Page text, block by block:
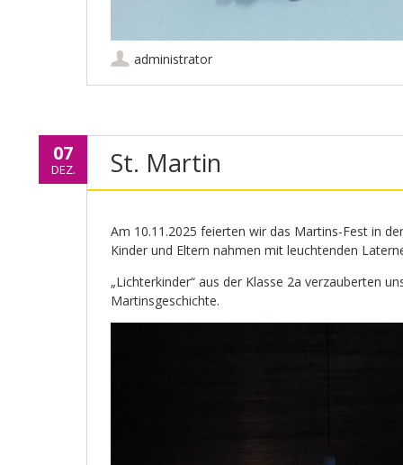
administrator
07
DEZ. St. Martin
Am 10.11.2025 feierten wir das Martins-Fest in
Kinder und Eltern nahmen mit leuchtenden
„Lichterkinder“ aus der Klasse 2a verzauberten
Martinsgeschichte.